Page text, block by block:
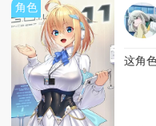
角色
这角